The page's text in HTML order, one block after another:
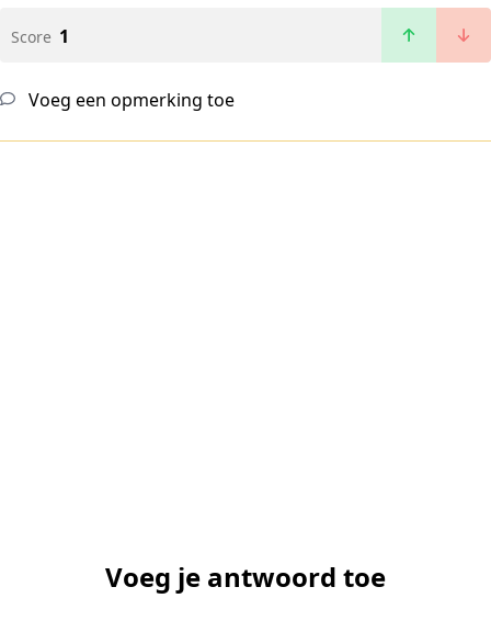
Score 1
Voeg een opmerking toe
Voeg je antwoord toe